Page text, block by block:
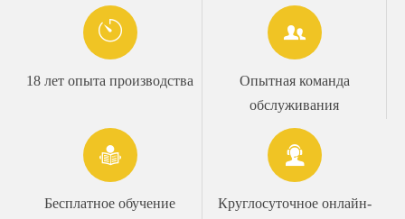

18 лет опыта производства

Опытная команда
обслуживания

Бесплатное обучение

Круглосуточное онлайн-